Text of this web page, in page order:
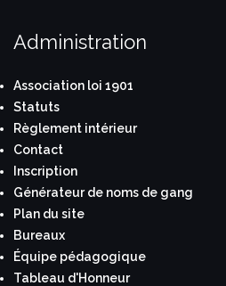
Administration
Association loi 1901
Statuts
Règlement intérieur
Contact
Inscription
Générateur de noms de gang
Plan du site
Bureaux
Équipe pédagogique
Tableau d'Honneur